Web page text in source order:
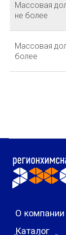
Массовая
не более
Массовая
более